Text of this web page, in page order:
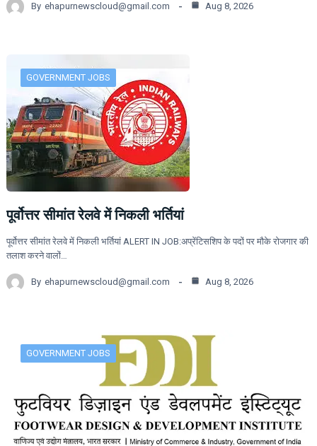
By ehapurnewscloud@gmail.com Aug 8, 2026
GOVERNMENT JOBS
पूर्वोत्तर सीमांत रेलवे में निकली भर्तियां
पूर्वोत्तर सीमांत रेलवे में निकली भर्तियां ALERT IN JOB:अप्रेंटिसशिप के पदों पर मौके रोजगार की
तलाश करने वालों…
By ehapurnewscloud@gmail.com Aug 8, 2026
GOVERNMENT JOBS